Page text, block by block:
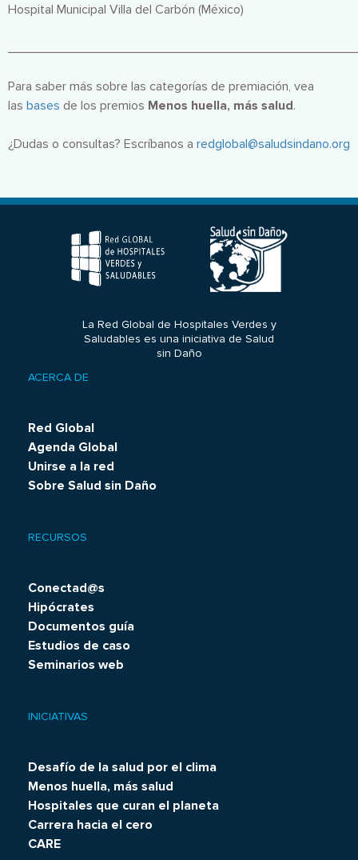
Hospital Municipal Villa del Carbón (México)
Para saber más sobre las categorías de premiación, vea
las bases de los premios Menos huella, más salud.
¿Dudas o consultas? Escríbanos a redglobal@saludsindano.org
La Red Global de Hospitales Verdes y
Saludables es una iniciativa de Salud
sin Daño
menu
ACERCA DE
Red Global
Agenda Global
Unirse a la red
Sobre Salud sin Daño
RECURSOS
Conectad@s
Hipócrates
Documentos guía
Estudios de caso
Seminarios web
INICIATIVAS
Desafío de la salud por el clima
Menos huella, más salud
Hospitales que curan el planeta
Carrera hacia el cero
CARE